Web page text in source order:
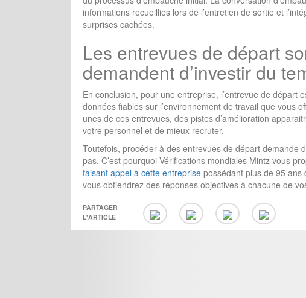
informations recueillies lors de l’entretien de sortie et
surprises cachées.
Les entrevues de départ
demandent d’investir du
En conclusion, pour une entreprise, l’entrevue de départ
données fiables sur l’environnement de travail que vous
unes de ces entrevues, des pistes d’amélioration
votre personnel et de mieux recruter.
Toutefois, procéder à des entrevues de départ demande
pas. C’est pourquoi Vérifications mondiales Mintz vous
faisant appel à cette entreprise possédant plus de 95 ans
vous obtiendrez des réponses objectives à chacune de
PARTAGER
L'ARTICLE